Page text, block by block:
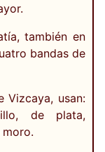
también en
bandas de
Vizcaya, usan:
de plata,